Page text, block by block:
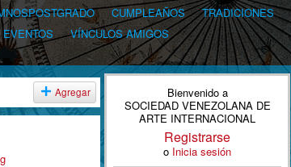
CUMPLEAÑOS
TRADICIONES
EVENTOS
VÍNCULOS AMIGOS
Agregar
Bienvenido a
SOCIEDAD VENEZOLANA DE
ARTE INTERNACIONAL
Registrarse
o Inicia sesión